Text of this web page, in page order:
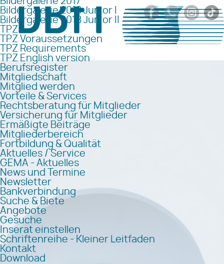
Bildergalerie 2018 Junior I
Bildergalerie 2018 Junior II
TPZ
TPZ Voraussetzungen
TPZ Requirements
TPZ English version
Berufsregister
Mitgliedschaft
Mitglied werden
Vorteile & Services
Rechtsberatung für Mitglieder
Versicherung für Mitglieder
Ermäßigte Beiträge
Mitgliederbereich
Fortbildung & Qualität
Aktuelles / Service
GEMA - Aktuelles
News und Termine
Newsletter
Bankverbindung
Suche & Biete
Angebote
Gesuche
Inserat einstellen
Schriftenreihe - Kleiner Leitfaden
Kontakt
Download